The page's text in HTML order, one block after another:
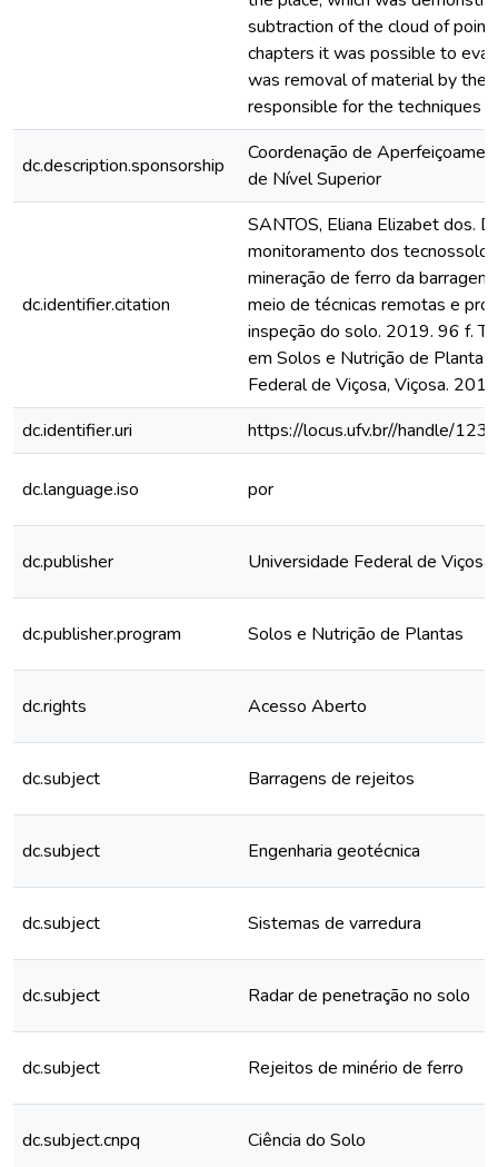
subtraction of the cloud of
chapters it was possible to
was removal of material by the
responsible for the techniques
dc.description.sponsorship
Coordenação de
de Nível Superior
dc.identifier.citation
SANTOS, Eliana Elizabet dos.
monitoramento dos
mineração de ferro da
meio de técnicas remotas e
inspeção do solo. 2019. 96 f.
em Solos e Nutrição de
Federal de Viçosa, Viçosa.
dc.identifier.uri
https://locus.ufv.br//handle/
dc.language.iso por
dc.publisher Universidade Federal de Viçosa
dc.publisher.program Solos e Nutrição de Plantas
dc.rights Acesso Aberto
dc.subject Barragens de rejeitos
dc.subject Engenharia geotécnica
dc.subject Sistemas de varredura
dc.subject Radar de penetração no solo
dc.subject Rejeitos de minério de ferro
dc.subject.cnpq Ciência do Solo